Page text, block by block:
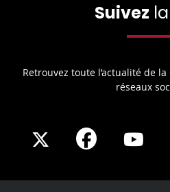
Suivez
Retrouvez toute l’actualité de
réseaux
Share
X
Share
Facebook